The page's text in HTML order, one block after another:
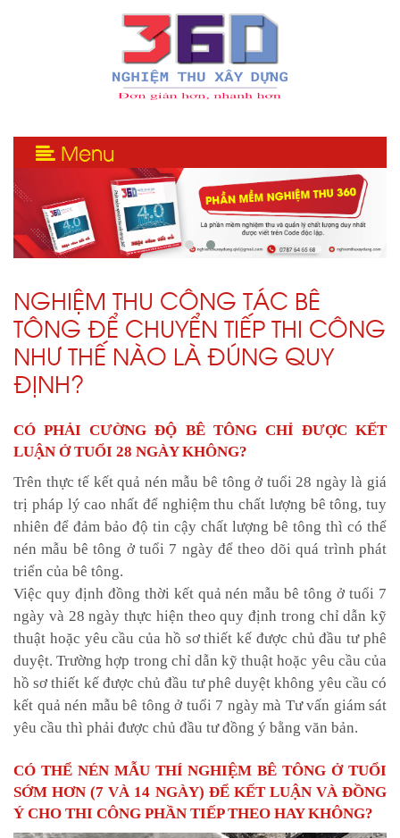
Menu
NGHIỆM THU CÔNG TÁC BÊ
TÔNG ĐỂ CHUYỂN TIẾP THI CÔNG
NHƯ THẾ NÀO LÀ ĐÚNG QUY
ĐỊNH?
CÓ PHẢI CƯỜNG ĐỘ BÊ TÔNG CHỈ ĐƯỢC KẾT
LUẬN Ở TUỔI 28 NGÀY KHÔNG?
Trên thực tế kết quả nén mẫu bê tông ở tuổi 28 ngày là giá
trị pháp lý cao nhất để nghiệm thu chất lượng bê tông, tuy
nhiên để đảm bảo độ tin cậy chất lượng bê tông thì có thể
nén mẫu bê tông ở tuổi 7 ngày để theo dõi quá trình phát
triển của bê tông.
Việc quy định đồng thời kết quả nén mẫu bê tông ở tuổi 7
ngày và 28 ngày thực hiện theo quy định trong chỉ dẫn kỹ
thuật hoặc yêu cầu của hồ sơ thiết kế được chủ đầu tư phê
duyệt. Trường hợp trong chỉ dẫn kỹ thuật hoặc yêu cầu của
hồ sơ thiết kế được chủ đầu tư phê duyệt không yêu cầu có
kết quả nén mẫu bê tông ở tuổi 7 ngày mà Tư vấn giám sát
yêu cầu thì phải được chủ đầu tư đồng ý bằng văn bản.
CÓ THỂ NÉN MẪU THÍ NGHIỆM BÊ TÔNG Ở TUỔI
SỚM HƠN (7 VÀ 14 NGÀY) ĐỂ KẾT LUẬN VÀ ĐỒNG
Ý CHO THI CÔNG PHẦN TIẾP THEO HAY KHÔNG?